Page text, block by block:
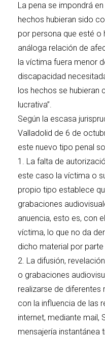
La pena se impondrá
hechos hubieran sido
por persona que esté o
análoga relación de
la víctima fuera menor
discapacidad
los hechos se hubieran
lucrativa”.
Según la escasa
Valladolid de 6 de
este nuevo tipo penal
1. La falta de
este caso la víctima o
propio tipo establece
grabaciones
anuencia, esto es, con
víctima, lo que no da
dicho material por
2. La difusión,
o grabaciones
realizarse de diferentes
con la influencia de las
internet, mediante mail,
mensajería instantánea